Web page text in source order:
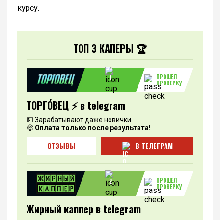
курсу.
ТОП 3 КАПЕРЫ 🏆
1
ПРОШЕЛ
ПРОВЕРКУ
ТОРГО́ВЕЦ ⚡️ в telegram
💵 Зарабатывают даже новички
🤑 Оплата только после результата!
ОТЗЫВЫ В ТЕЛЕГРАМ
2
ПРОШЕЛ
ПРОВЕРКУ
Жирный каппер в telegram